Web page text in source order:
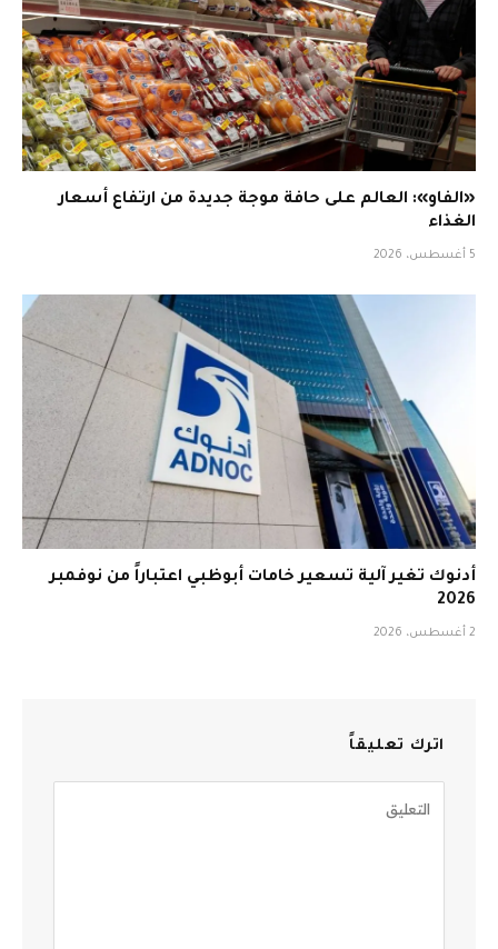
«الفاو»: العالم على حافة موجة جديدة من ارتفاع أسعار
الغذاء
5 أغسطس، 2026
أدنوك تغير آلية تسعير خامات أبوظبي اعتباراً من نوفمبر
2026
2 أغسطس، 2026
اترك تعليقاً